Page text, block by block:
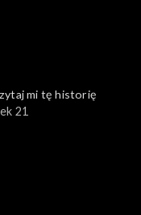
mi tę historię
21